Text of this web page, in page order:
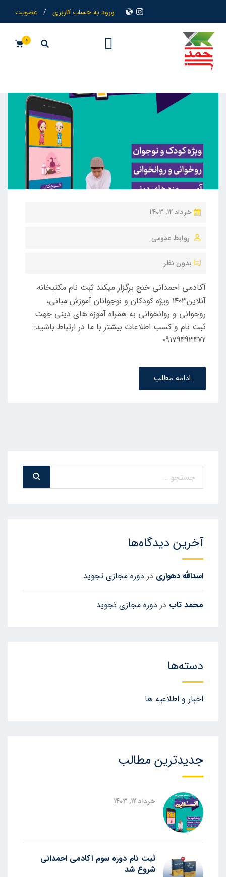
ورود به حساب کاربری / عضویت
0
ن
ش
ه
ه
د
ر
خرداد 12, 1403
روابط عمومی
بدون نظر
آکادمی احمدانی خنج برگزار میکند ثبت نام مکتبخانه
آنلاین۱۴۰۳ ویژه کودکان و نوجوانان آموزش مبانی،
روخوانی و روانخوانی به همراه آموزه های دینی جهت
ثبت نام و کسب اطلاعات بیشتر با ما در ارتباط باشید:
09179493472
ادامه مطلب
برای:
جست
و
جو
آخرین دیدگاه‌ها
اسدالله دهواری در دوره مجازی تجوید
محمد تاب در دوره مجازی تجوید
دسته‌ها
اخبار و اطلاعیه ها
جدیدترین مطالب
خرداد 12, 1403
ثبت نام دوره سوم آکادمی احمدانی
شروع شد